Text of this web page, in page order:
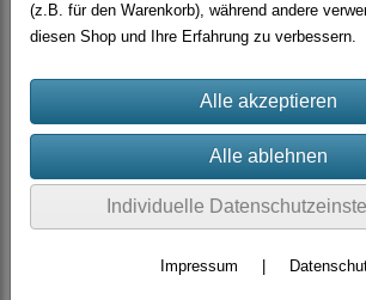
(z.B. für den Warenkorb), während andere
diesen Shop und Ihre Erfahrung zu verbessern.
Individuelle
Impressum